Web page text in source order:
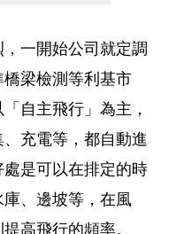
一開始公司就定調
梁檢測等利基市
自主飛行」為主，
充電等，都自動進
是可以在排定的時
、邊坡等，在風
高飛行的頻率。